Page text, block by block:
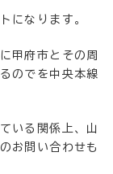
になります。
甲府市とその周
のでを中央本線
いる関係上、山
お問い合わせも